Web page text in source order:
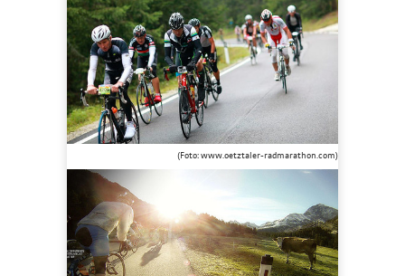
(Foto: www.oetztaler-radmarathon.com)